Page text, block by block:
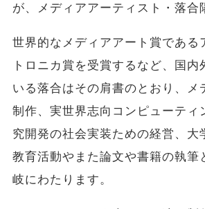
が、メディアアーティスト・落合
世界的なメディアアート賞である
トロニカ賞を受賞するなど、国内
いる落合はその肩書のとおり、メ
制作、実世界志向コンピューティ
究開発の社会実装ための経営、大
教育活動やまた論文や書籍の執筆
岐にわたります。